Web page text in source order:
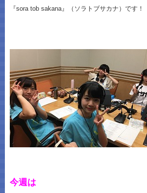
『sora tob sakana』（ソラトブサカナ）です！
今週は